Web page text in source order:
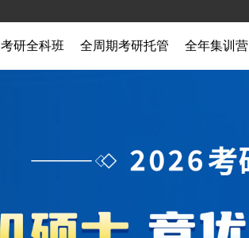
考研全科班 全周期考研托管 全年集训营